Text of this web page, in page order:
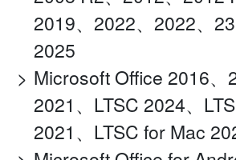
2019、2022、2022、
2025
Microsoft Office 2016、
2021、LTSC 2024、
2021、LTSC for Mac